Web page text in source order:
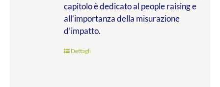
capitolo è dedicato al people raising e
all’importanza della misurazione
d’impatto.
Dettagli